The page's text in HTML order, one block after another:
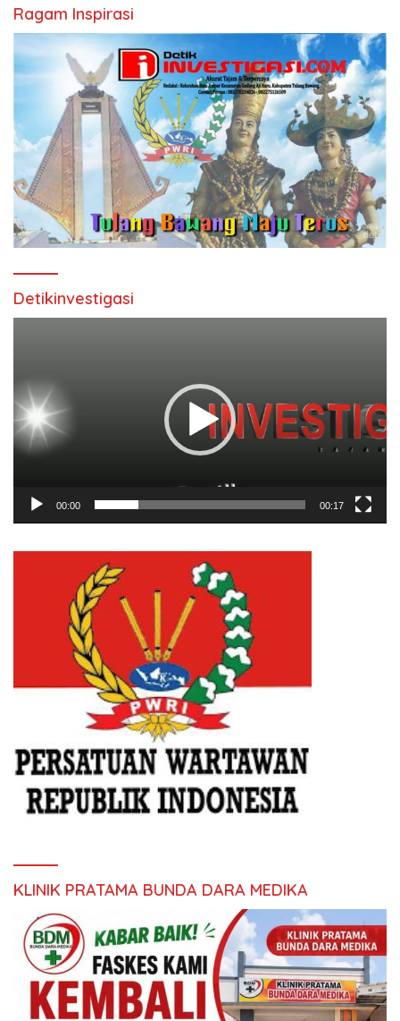
Ragam Inspirasi
Detikinvestigasi
00:00 00:17
KLINIK PRATAMA BUNDA DARA MEDIKA